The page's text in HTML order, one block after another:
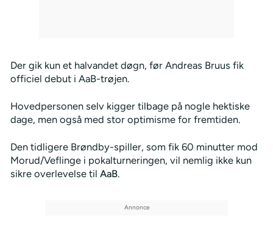
Der gik kun et halvandet døgn, før Andreas Bruus fik
officiel debut i AaB-trøjen.
Hovedpersonen selv kigger tilbage på nogle hektiske
dage, men også med stor optimisme for fremtiden.
Den tidligere Brøndby-spiller, som fik 60 minutter mod
Morud/Veflinge i pokalturneringen, vil nemlig ikke kun
sikre overlevelse til AaB.